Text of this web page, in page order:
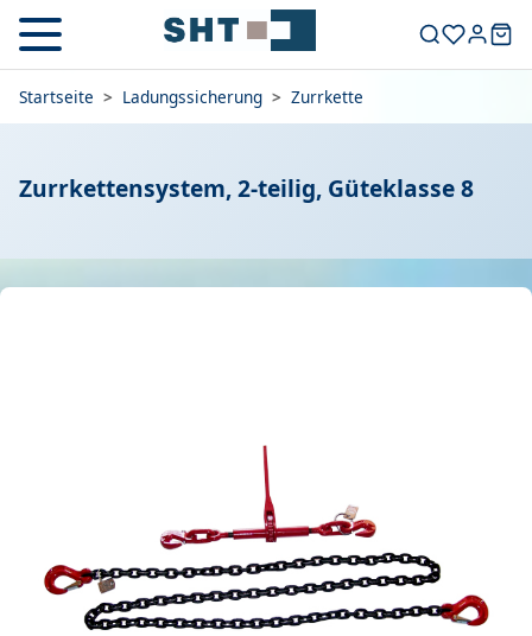
Startseite > Ladungssicherung > Zurrkette
Zurrkettensystem, 2-teilig, Güteklasse 8